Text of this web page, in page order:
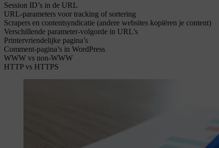
Session ID’s in de URL
URL-parameters voor tracking of sortering
Scrapers en contentsyndicatie (andere websites kopiëren je content)
Verschillende parameter-volgorde in URL’s
Printervriendelijke pagina’s
Comment-pagina’s in WordPress
WWW vs non-WWW
HTTP vs HTTPS